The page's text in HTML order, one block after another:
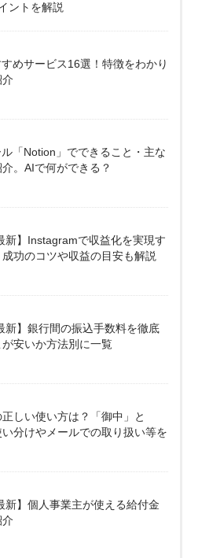
ントを解説
めサービス16選！特徴をわかり
「Notion」でできること・主な
。AIで何ができる？
新】Instagramで収益化を実現す
功のコツや収益の目安も解説
新】銀行間の振込手数料を徹底
が安いか方法別に一覧
正しい使い方は？「御中」と
い分けやメールでの取り扱い等を
新】個人事業主が使える給付金